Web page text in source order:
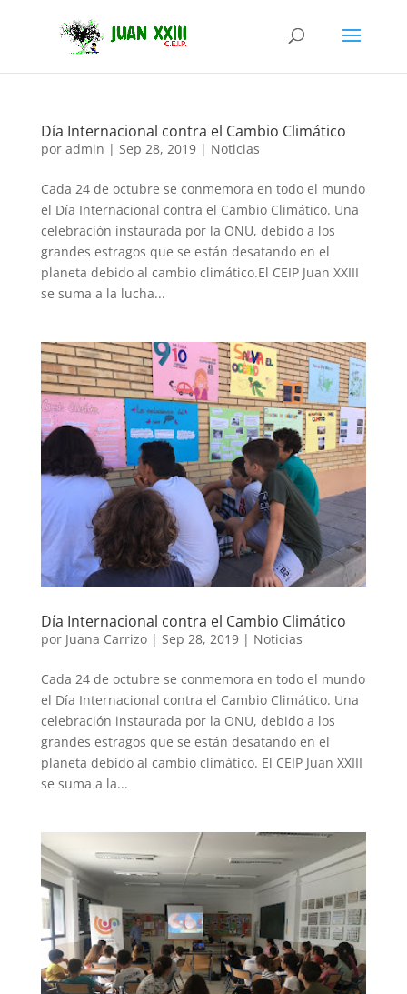
Día Internacional contra el Cambio Climático
por admin | Sep 28, 2019| Noticias
Cada 24 de octubre se conmemora en todo el mundo
el Día Internacional contra el Cambio Climático. Una
celebración instaurada por la ONU, debido a los
grandes estragos que se están desatando en el
planeta debido al cambio climático.El CEIP Juan XXIII
se suma a la lucha...
Día Internacional contra el Cambio Climático
por Juana Carrizo| Sep 28, 2019| Noticias
Cada 24 de octubre se conmemora en todo el mundo
el Día Internacional contra el Cambio Climático. Una
celebración instaurada por la ONU, debido a los
grandes estragos que se están desatando en el
planeta debido al cambio climático. El CEIP Juan XXIII
se suma a la...